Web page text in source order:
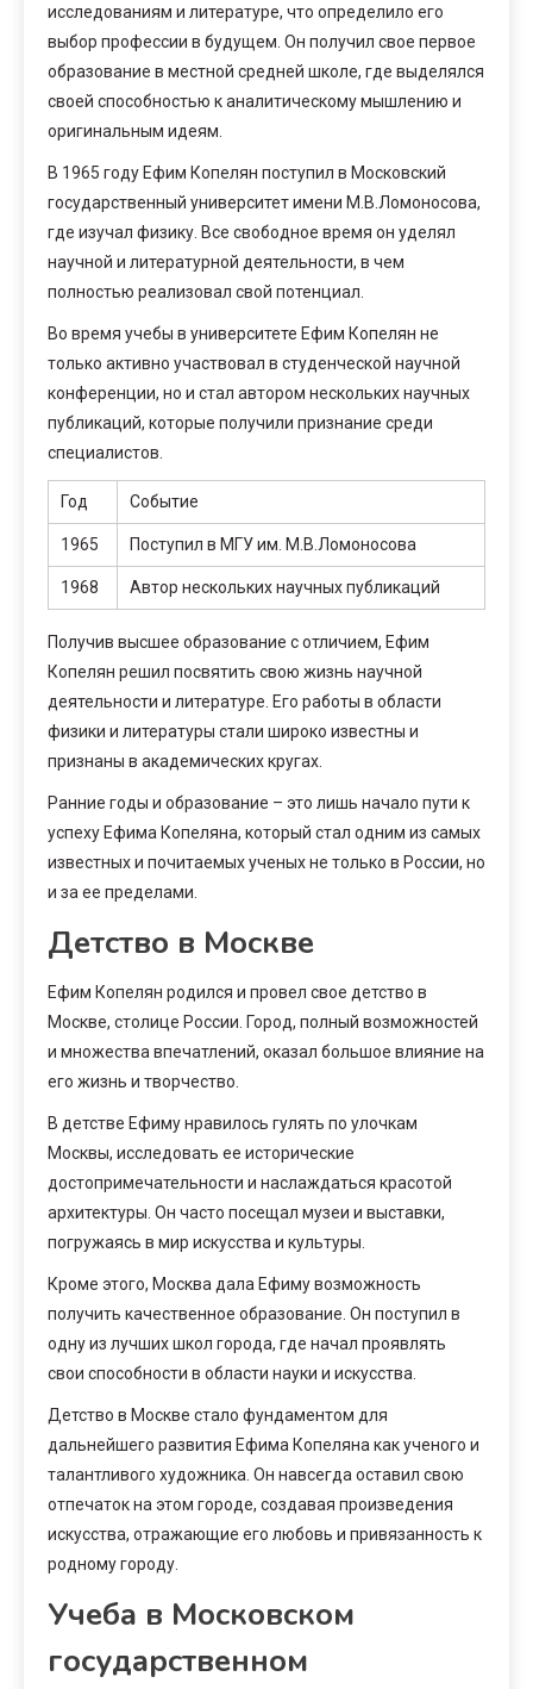
исследованиям и литературе, что определило его
выбор профессии в будущем. Он получил свое первое
образование в местной средней школе, где выделялся
своей способностью к аналитическому мышлению и
оригинальным идеям.
В 1965 году Ефим Копелян поступил в Московский
государственный университет имени М.В.Ломоносова,
где изучал физику. Все свободное время он уделял
научной и литературной деятельности, в чем
полностью реализовал свой потенциал.
Во время учебы в университете Ефим Копелян не
только активно участвовал в студенческой научной
конференции, но и стал автором нескольких научных
публикаций, которые получили признание среди
специалистов.
Год Событие
1965 Поступил в МГУ им. М.В.Ломоносова
1968 Автор нескольких научных публикаций
Получив высшее образование с отличием, Ефим
Копелян решил посвятить свою жизнь научной
деятельности и литературе. Его работы в области
физики и литературы стали широко известны и
признаны в академических кругах.
Ранние годы и образование – это лишь начало пути к
успеху Ефима Копеляна, который стал одним из самых
известных и почитаемых ученых не только в России, но
и за ее пределами.
Детство в Москве
Ефим Копелян родился и провел свое детство в
Москве, столице России. Город, полный возможностей
и множества впечатлений, оказал большое влияние на
его жизнь и творчество.
В детстве Ефиму нравилось гулять по улочкам
Москвы, исследовать ее исторические
достопримечательности и наслаждаться красотой
архитектуры. Он часто посещал музеи и выставки,
погружаясь в мир искусства и культуры.
Кроме этого, Москва дала Ефиму возможность
получить качественное образование. Он поступил в
одну из лучших школ города, где начал проявлять
свои способности в области науки и искусства.
Детство в Москве стало фундаментом для
дальнейшего развития Ефима Копеляна как ученого и
талантливого художника. Он навсегда оставил свою
отпечаток на этом городе, создавая произведения
искусства, отражающие его любовь и привязанность к
родному городу.
Учеба в Московском
государственном